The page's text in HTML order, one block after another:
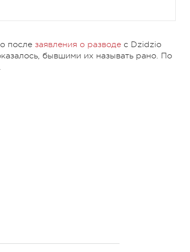
после заявления о разводе с Dzidzio
бывшими их называть рано. По